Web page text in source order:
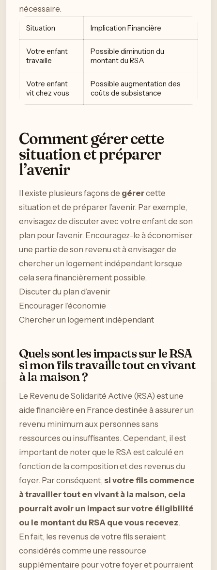
nécessaire.
Situation Implication Financière
Votre enfant
travaille
Possible diminution du
montant du RSA
Votre enfant
vit chez vous
Possible augmentation des
coûts de subsistance
Comment gérer cette
situation et préparer
l’avenir
Il existe plusieurs façons de gérercette
situation et de préparer l’avenir. Par exemple,
envisagez de discuter avec votre enfant de son
plan pour l’avenir. Encouragez-le à économiser
une partie de son revenu et à envisager de
chercher un logement indépendant lorsque
cela sera financièrement possible.
Discuter du plan d’avenir
Encourager l’économie
Chercher un logement indépendant
Quels sont les impacts sur le RSA
si mon fils travaille tout en vivant
à la maison ?
Le Revenu de Solidarité Active (RSA) est une
aide financière en France destinée à assurer un
revenu minimum aux personnes sans
ressources ou insuffisantes. Cependant, il est
important de noter que le RSA est calculé en
fonction de la composition et des revenus du
foyer. Par conséquent, si votre fils commence
à travailler tout en vivant à la maison, cela
pourrait avoir un impact sur votre éligibilité
ou le montant du RSA que vous recevez.
En fait, les revenus de votre fils seraient
considérés comme une ressource
supplémentaire pour votre foyer et pourraient